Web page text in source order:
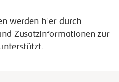
werden hier durch
Zusatzinformationen zur